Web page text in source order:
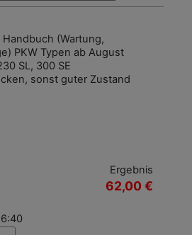
(Wartung,
PKW Typen ab August
SL, 300 SE
sonst guter Zustand
Ergebnis
62,00 €